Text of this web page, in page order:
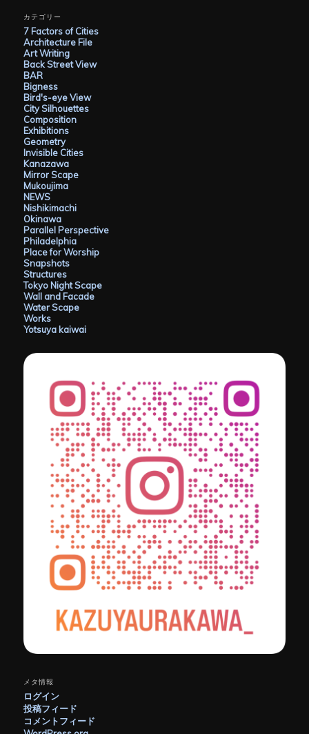
イ
ブ
カテゴリー
7 Factors of Cities
Architecture File
Art Writing
Back Street View
BAR
Bigness
Bird's-eye View
City Silhouettes
Composition
Exhibitions
Geometry
Invisible Cities
Kanazawa
Mirror Scape
Mukoujima
NEWS
Nishikimachi
Okinawa
Parallel Perspective
Philadelphia
Place for Worship
Snapshots
Structures
Tokyo Night Scape
Wall and Facade
Water Scape
Works
Yotsuya kaiwai
メタ情報
ログイン
投稿フィード
コメントフィード